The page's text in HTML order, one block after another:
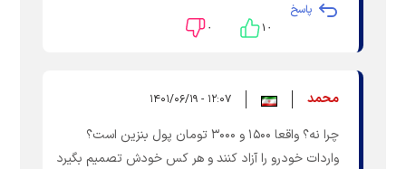
پاسخ
۱۰ ۰
محمد ۱۲:۰۷ - ۱۴۰۱/۰۶/۱۹
چرا نه؟ واقعا ۱۵۰۰ و ۳۰۰۰ تومان پول بنزین است؟
واردات خودرو را آزاد کنند و هر کس خودش تصمیم بگیرد